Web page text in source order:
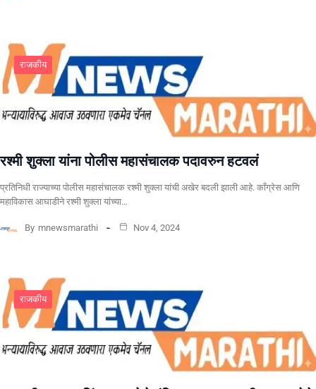
राजकीय
रश्मी शुक्ला यांना पोलीस महासंचालक पदावरुन हटवलं
प्रतिनिधी राज्याच्या पोलीस महासंचालक रश्मी शुक्ला यांची अखेर बदली झाली आहे. काँग्रेस आणि
महाविकास आघाडीने रश्मी शुक्ला यांच्या…
By mnewsmarathi Nov 4, 2024
राजकीय